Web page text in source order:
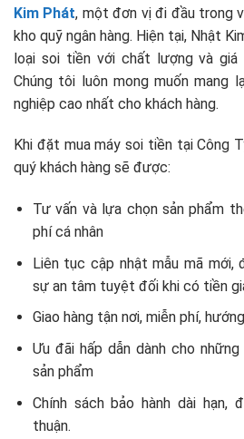
Kim Phát, một đơn vị đi đầu trong
kho quỹ ngân hàng. Hiện tại, Nhật
loại soi tiền với chất lượng và giá
Chúng tôi luôn mong muốn mang
nghiệp cao nhất cho khách hàng.
Khi đặt mua máy soi tiền tại Công
quý khách hàng sẽ được:
Tư vấn và lựa chọn sản phẩm
phí cá nhân
Liên tục cập nhật mẫu mã mới,
sự an tâm tuyệt đối khi có tiền
Giao hàng tận nơi, miễn phí,
Ưu đãi hấp dẫn dành cho
sản phẩm
Chính sách bảo hành dài
thuận.